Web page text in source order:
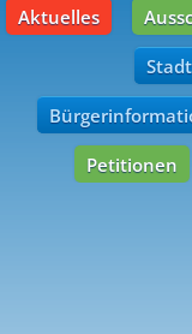
Aktuelles
Petitionen